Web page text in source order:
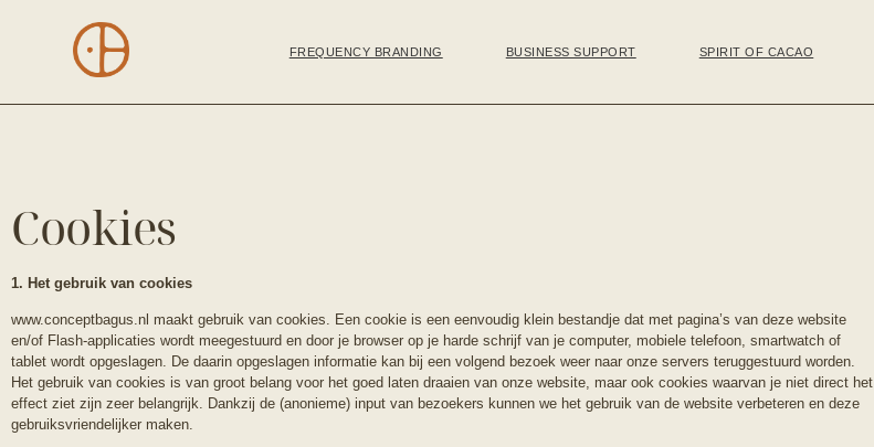
FREQUENCY BRANDING BUSINESS SUPPORT SPIRIT OF CACAO
Cookies
1. Het gebruik van cookies
www.conceptbagus.nl maakt gebruik van cookies. Een cookie is een eenvoudig klein bestandje dat met pagina’s van deze website
en/of Flash-applicaties wordt meegestuurd en door je browser op je harde schrijf van je computer, mobiele telefoon, smartwatch of
tablet wordt opgeslagen. De daarin opgeslagen informatie kan bij een volgend bezoek weer naar onze servers teruggestuurd worden.
Het gebruik van cookies is van groot belang voor het goed laten draaien van onze website, maar ook cookies waarvan je niet direct het
effect ziet zijn zeer belangrijk. Dankzij de (anonieme) input van bezoekers kunnen we het gebruik van de website verbeteren en deze
gebruiksvriendelijker maken.